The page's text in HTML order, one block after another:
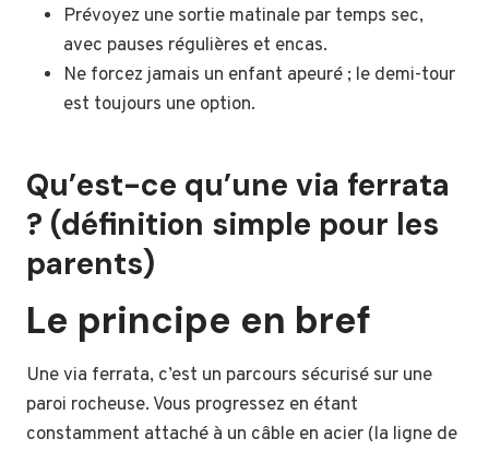
Prévoyez une sortie matinale par temps sec,
avec pauses régulières et encas.
Ne forcez jamais un enfant apeuré ; le demi-tour
est toujours une option.
Qu’est-ce qu’une via ferrata
? (définition simple pour les
parents)
Le principe en bref
Une via ferrata, c’est un parcours sécurisé sur une
paroi rocheuse. Vous progressez en étant
constamment attaché à un câble en acier (la ligne de